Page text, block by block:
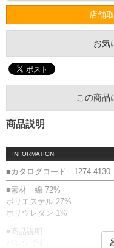
店舗
お気
この商品
商品説明
INFORMATION
■カタログコード 1274-4130
■素材 綿 72%
ポリエステル 27%
ポリウレタン 1%
■商品説明